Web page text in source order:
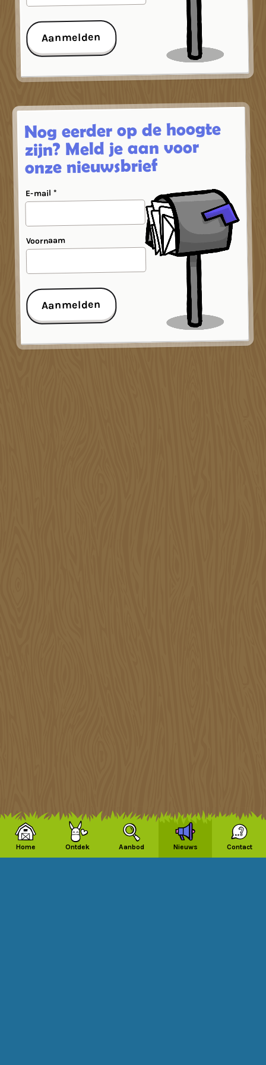
Home Ontdek Aanbod Nieuws Contact
© BNNVARA
Aanmelden
Nog eerder op de hoogte
zijn? Meld je aan voor
onze nieuwsbrief
E-mail *
Voornaam
Aanmelden